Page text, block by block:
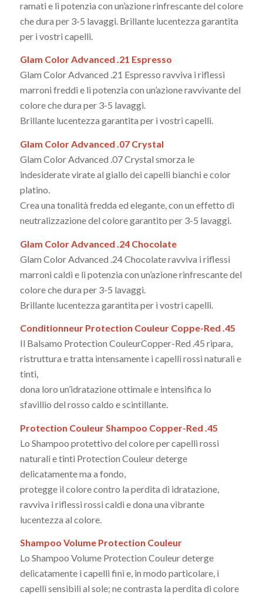
ramati e li potenzia con un’azione rinfrescante del colore
che dura per 3-5 lavaggi. Brillante lucentezza garantita
per i vostri capelli.
Glam Color Advanced .21 Espresso
Glam Color Advanced .21 Espresso ravviva i riflessi
marroni freddi e li potenzia con un’azione ravvivante del
colore che dura per 3-5 lavaggi.
Brillante lucentezza garantita per i vostri capelli.
Glam Color Advanced .07 Crystal
Glam Color Advanced .07 Crystal smorza le
indesiderate virate al giallo dei capelli bianchi e color
platino.
Crea una tonalità fredda ed elegante, con un effetto di
neutralizzazione del colore garantito per 3-5 lavaggi.
Glam Color Advanced .24 Chocolate
Glam Color Advanced .24 Chocolate ravviva i riflessi
marroni caldi e li potenzia con un’azione rinfrescante del
colore che dura per 3-5 lavaggi.
Brillante lucentezza garantita per i vostri capelli.
Conditionneur Protection Couleur Coppe-Red .45
Il Balsamo Protection CouleurCopper-Red .45 ripara,
ristruttura e tratta intensamente i capelli rossi naturali e
tinti,
dona loro un’idratazione ottimale e intensifica lo
sfavillio del rosso caldo e scintillante.
Protection Couleur Shampoo Copper-Red .45
Lo Shampoo protettivo del colore per capelli rossi
naturali e tinti Protection Couleur deterge
delicatamente ma a fondo,
protegge il colore contro la perdita di idratazione,
ravviva i riflessi rossi caldi e dona una vibrante
lucentezza al colore.
Shampoo Volume Protection Couleur
Lo Shampoo Volume Protection Couleur deterge
delicatamente i capelli fini e, in modo particolare, i
capelli sensibili al sole; ne contrasta la perdita di colore